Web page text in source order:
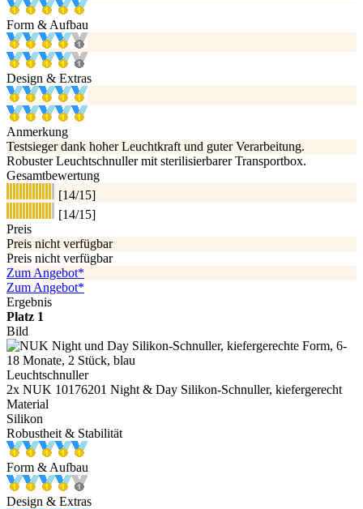
Form & Aufbau
Design & Extras
Anmerkung
Testsieger dank hoher Leuchtkraft und guter Verarbeitung.
Robuster Leuchtschnuller mit sterilisierbarer Transportbox.
Gesamtbewertung
[14/15]
[14/15]
Preis
Preis nicht verfügbar
Preis nicht verfügbar
Zum Angebot*
Zum Angebot*
Ergebnis
Platz 1
Bild
Leuchtschnuller
2x NUK 10176201 Night & Day Silikon-Schnuller, kiefergerecht
Material
Silikon
Robustheit & Stabilität
Form & Aufbau
Design & Extras